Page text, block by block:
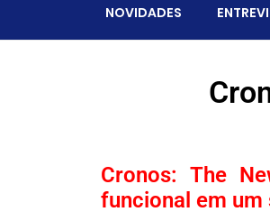
NOVIDADES
Cronos: The
funcional em